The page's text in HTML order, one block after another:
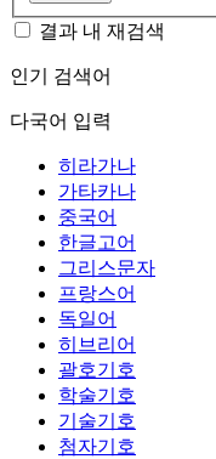
결과 내 재검색
인기 검색어
다국어 입력
히라가나
가타카나
중국어
한글고어
그리스문자
프랑스어
독일어
히브리어
괄호기호
학술기호
기술기호
첨자기호